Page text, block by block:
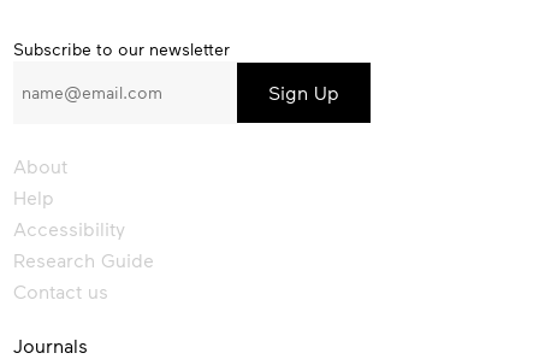
Subscribe
our
Subscribe to our newsletter
About
Help
Accessibility
Research Guide
Contact us
Journals